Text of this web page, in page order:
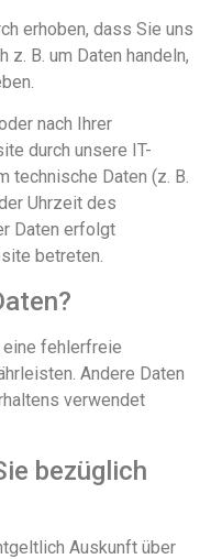
erhoben, dass Sie uns
B. um Daten handeln,
nach Ihrer
durch unsere IT-
technische Daten (z. B.
Uhrzeit des
Daten erfolgt
betreten.
eine fehlerfreie
Andere Daten
verwendet
bezüglich
Auskunft über